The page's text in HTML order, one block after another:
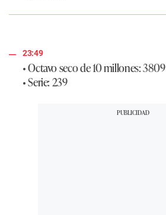
23:49
• Octavo seco de 10 millones: 3809
• Serie: 239